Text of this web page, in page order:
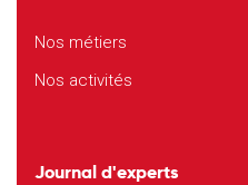
Nos métiers
Nos activités
Journal d'experts